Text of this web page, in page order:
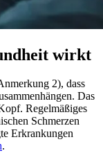
wirkt
2), dass
Das
Regel­mä­ßi­ges
Schmerzen
Erkran­kun­gen
.